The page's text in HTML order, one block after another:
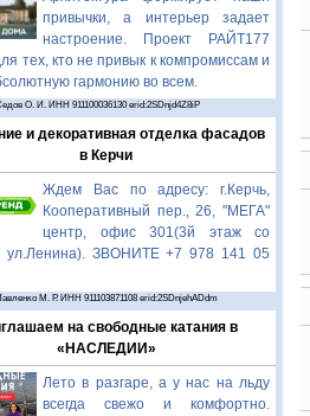
привычки, а интерьер задает
настроение. Проект РАЙТ177
тех, кто не привык к компромиссам и
гармонию во всем.
О. И. ИНН 911100036130 erid:2SDnjd4Z8iP
и декоративная отделка фасадов
в Керчи
Ждем Вас по адресу: г.Керчь,
Кооперативный пер., 26, "МЕГА"
центр, офис 301(3й этаж со
ул.Ленина). ЗВОНИТЕ +7 978 141 05
М. Р. ИНН 911103871108 erid:2SDnjehADdm
на свободные катания в
«НАСЛЕДИИ»
Лето в разгаре, а у нас на льду
всегда свежо и комфортно.